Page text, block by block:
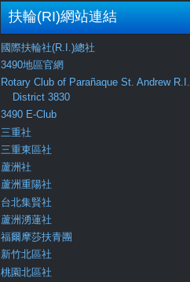
扶輪(RI)網站連結
國際扶輪社(R.I.)總社
3490地區官網
Rotary Club of Parañaque St. Andrew R.I.
District 3830
3490 E-Club
三重社
三重東區社
蘆洲社
蘆洲重陽社
台北集賢社
蘆洲湧蓮社
福爾摩莎扶青團
新竹北區社
桃園北區社